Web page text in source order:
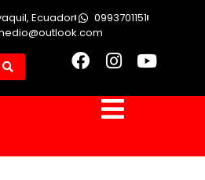
Ecuador
0993701151